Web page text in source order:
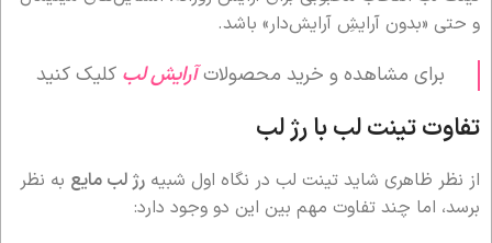
و حتی «بدون آرایشِ آرایش‌دار» باشد.
برای مشاهده و خرید محصولاتآرایش لب کلیک کنید
تفاوت تینت لب با رژ لب
از نظر ظاهری شاید تینت لب در نگاه اول شبیه رژ لب مایع به نظر
برسد، اما چند تفاوت مهم بین این دو وجود دارد: